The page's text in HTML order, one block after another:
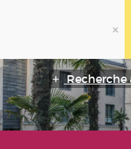
Recherche